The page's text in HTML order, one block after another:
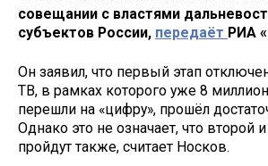
совещании с властями
субъектов России, передаёт РИА
Он заявил, что первый этап
ТВ, в рамках которого уже 8
перешли на «цифру», прошёл
Однако это не означает, что второй
пройдут также, считает Носков.